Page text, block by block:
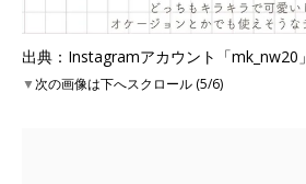
出典：Instagramアカウント「mk_nw20」
▼次の画像は下へスクロール (5/6)